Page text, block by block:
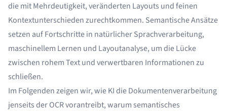
die mit Mehrdeutigkeit, veränderten Layouts und feinen
Kontextunterschieden zurechtkommen. Semantische Ansätze
setzen auf Fortschritte in natürlicher Sprachverarbeitung,
maschinellem Lernen und Layoutanalyse, um die Lücke
zwischen rohem Text und verwertbaren Informationen zu
schließen.
Im Folgenden zeigen wir, wie KI die Dokumentenverarbeitung
jenseits der OCR vorantreibt, warum semantisches